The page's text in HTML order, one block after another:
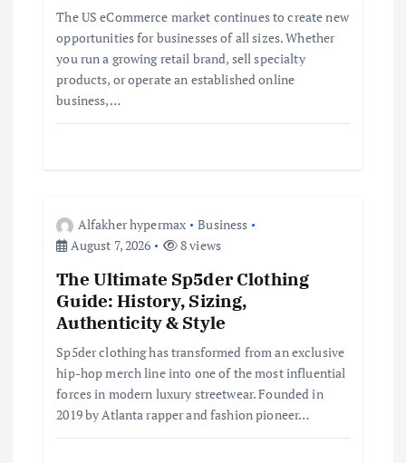
The US eCommerce market continues to create new
opportunities for businesses of all sizes. Whether
you run a growing retail brand, sell specialty
products, or operate an established online
business,…
Alfakher hypermax
Business
August 7, 2026
8 views
The Ultimate Sp5der Clothing
Guide: History, Sizing,
Authenticity & Style
Sp5der clothing has transformed from an exclusive
hip-hop merch line into one of the most influential
forces in modern luxury streetwear. Founded in
2019 by Atlanta rapper and fashion pioneer…